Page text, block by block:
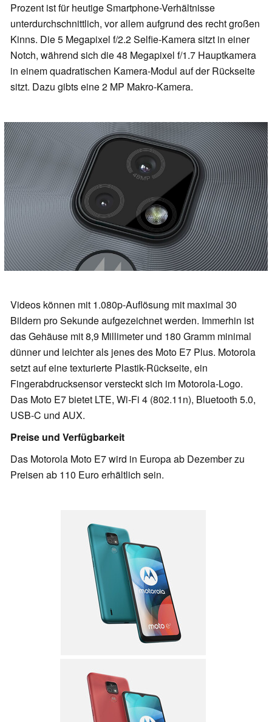
Prozent ist für heutige Smartphone-Verhältnisse
unterdurchschnittlich, vor allem aufgrund des recht großen
Kinns. Die 5 Megapixel f/2.2 Selfie-Kamera sitzt in einer
Notch, während sich die 48 Megapixel f/1.7 Hauptkamera
in einem quadratischen Kamera-Modul auf der Rückseite
sitzt. Dazu gibts eine 2 MP Makro-Kamera.
Videos können mit 1.080p-Auflösung mit maximal 30
Bildern pro Sekunde aufgezeichnet werden. Immerhin ist
das Gehäuse mit 8,9 Millimeter und 180 Gramm minimal
dünner und leichter als jenes des Moto E7 Plus. Motorola
setzt auf eine texturierte Plastik-Rückseite, ein
Fingerabdrucksensor versteckt sich im Motorola-Logo.
Das Moto E7 bietet LTE, Wi-Fi 4 (802.11n), Bluetooth 5.0,
USB-C und AUX.
Preise und Verfügbarkeit
Das Motorola Moto E7 wird in Europa ab Dezember zu
Preisen ab 110 Euro erhältlich sein.